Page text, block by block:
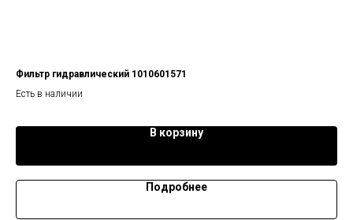
Фильтр гидравлический 1010601571
Есть в наличии
В корзину
Подробнее